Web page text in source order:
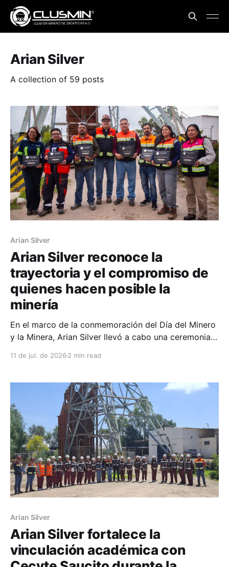
Arian Silver
A collection of 59 posts
Arian Silver
Arian Silver reconoce la
trayectoria y el compromiso de
quienes hacen posible la
minería
En el marco de la conmemoración del Día del Minero
y la Minera, Arian Silver llevó a cabo una ceremonia
dedicación y compromiso de las mujeres y hombres
trabajo diario, contribuyen al desarrollo de
11 de jul. de 2026 2 min read
Arian Silver
Arian Silver fortalece la
vinculación académica con